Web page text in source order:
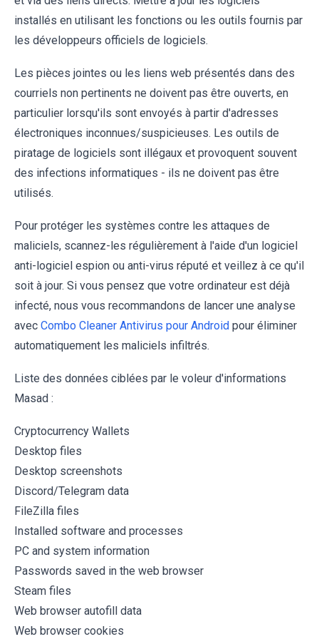
installés en utilisant les fonctions ou les outils fournis par
les développeurs officiels de logiciels.
Les pièces jointes ou les liens web présentés dans des
courriels non pertinents ne doivent pas être ouverts, en
particulier lorsqu'ils sont envoyés à partir d'adresses
électroniques inconnues/suspicieuses. Les outils de
piratage de logiciels sont illégaux et provoquent souvent
des infections informatiques - ils ne doivent pas être
utilisés.
Pour protéger les systèmes contre les attaques de
maliciels, scannez-les régulièrement à l'aide d'un logiciel
anti-logiciel espion ou anti-virus réputé et veillez à ce qu'il
soit à jour. Si vous pensez que votre ordinateur est déjà
infecté, nous vous recommandons de lancer une analyse
avec Combo Cleaner Antivirus pour Android pour éliminer
automatiquement les maliciels infiltrés.
Liste des données ciblées par le voleur d'informations
Masad :
Cryptocurrency Wallets
Desktop files
Desktop screenshots
Discord/Telegram data
FileZilla files
Installed software and processes
PC and system information
Passwords saved in the web browser
Steam files
Web browser autofill data
Web browser cookies